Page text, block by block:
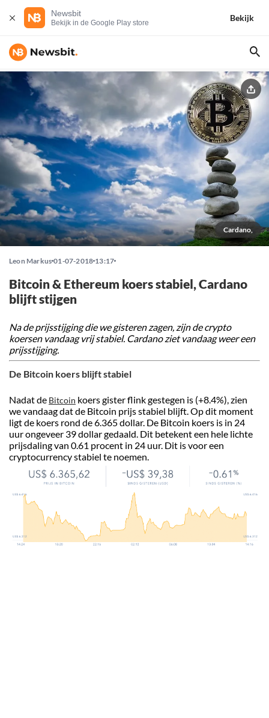
Newsbit
Bekijk in de Google Play store
Bekijk
Cardano,
Leon Markus 01-07-2018 13:17
Bitcoin & Ethereum koers stabiel, Cardano
blijft stijgen
Na de prijsstijging die we gisteren zagen, zijn de crypto
koersen vandaag vrij stabiel. Cardano ziet vandaag weer een
prijsstijging.
De Bitcoin koers blijft stabiel
Nadat de Bitcoin koers gister flink gestegen is (+8.4%), zien
we vandaag dat de Bitcoin prijs stabiel blijft. Op dit moment
ligt de koers rond de 6.365 dollar. De Bitcoin koers is in 24
uur ongeveer 39 dollar gedaald. Dit betekent een hele lichte
prijsdaling van 0.61 procent in 24 uur. Dit is voor een
cryptocurrency stabiel te noemen.